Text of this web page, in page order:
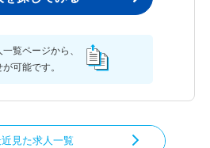
覧ページから、
可能です。
見た求人一覧